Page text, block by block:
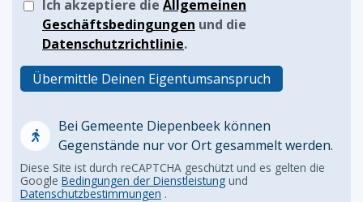
Ich akzeptiere die Allgemeinen
Geschäftsbedingungen und die
Datenschutzrichtlinie.
Übermittle Deinen Eigentumsanspruch
Bei Gemeente Diepenbeek können
Gegenstände nur vor Ort gesammelt werden.
Diese Site ist durch reCAPTCHA geschützt und es gelten die
Google Bedingungen der Dienstleistung und
Datenschutzbestimmungen .